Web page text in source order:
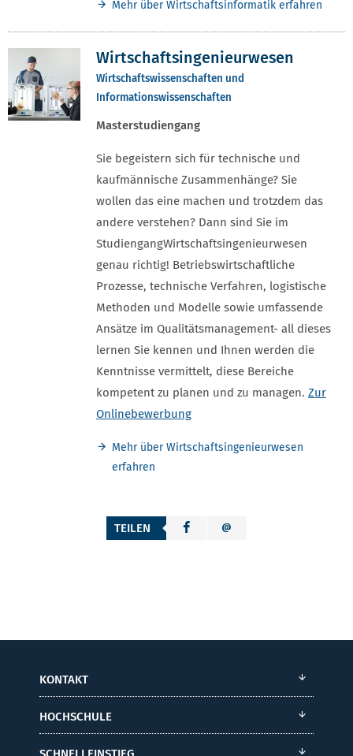
Mehr über Wirtschaftsinformatik erfahren
Wirtschaftsingenieurwesen
Wirtschaftswissenschaften und
Informationswissenschaften
Masterstudiengang
Sie begeistern sich für technische und
kaufmännische Zusammenhänge? Sie
wollen das eine machen und trotzdem das
andere verstehen? Dann sind Sie im
StudiengangWirtschaftsingenieurwesen
genau richtig! Betriebswirtschaftliche
Prozesse, technische Verfahren, logistische
Methoden und Modelle sowie umfassende
Ansätze im Qualitätsmanagement- all dieses
lernen Sie kennen und Ihnen werden die
Kenntnisse vermittelt, diese Bereiche
kompetent zu planen und zu managen. Zur
Onlinebewerbung
Mehr über Wirtschaftsingenieurwesen
erfahren
TEILEN
KONTAKT
HOCHSCHULE